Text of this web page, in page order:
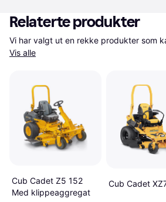
Relaterte produkter
Vis alle
Cub Cadet Z5 152
Med klippeaggregat
Cub Cadet